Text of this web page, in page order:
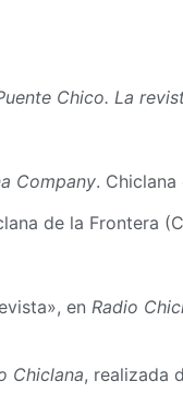
Chico. La
Company.
de la Frontera
en Radio
Chiclana, realizada